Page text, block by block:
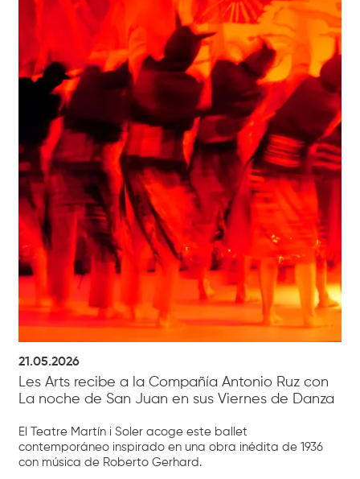
21.05.2026
Les Arts recibe a la Compañía Antonio Ruz con
La noche de San Juan en sus Viernes de Danza
El Teatre Martín i Soler acoge este ballet
contemporáneo inspirado en una obra inédita de 1936
con música de Roberto Gerhard.